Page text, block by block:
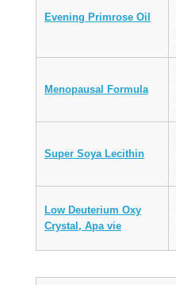
Evening Primrose Oil
Menopausal Formula
Super Soya Lecithin
Low Deuterium Oxy
Crystal, Apa vie